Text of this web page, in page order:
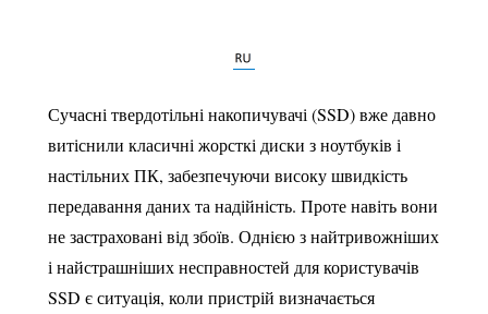
Сучасні твердотільні накопичувачі (SSD) вже давно
витіснили класичні жорсткі диски з ноутбуків і
настільних ПК, забезпечуючи високу швидкість
передавання даних та надійність. Проте навіть вони
не застраховані від збоїв. Однією з найтривожніших
і найстрашніших несправностей для користувачів
SSD є ситуація, коли пристрій визначається